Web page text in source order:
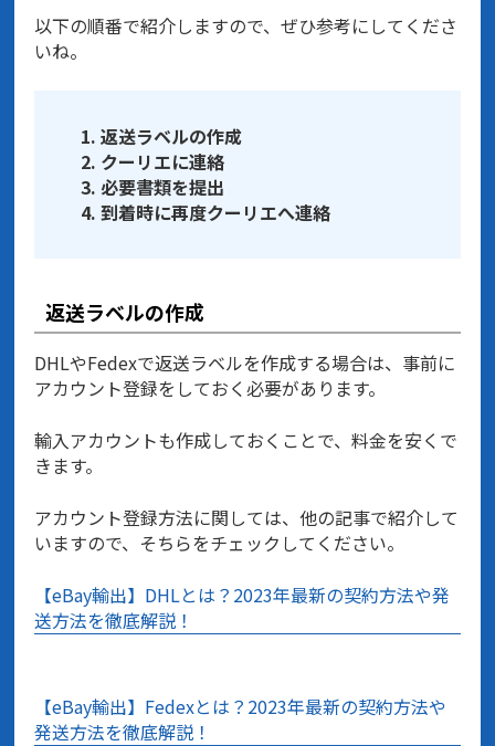
以下の順番で紹介しますので、ぜひ参考にしてくださ
いね。
返送ラベルの作成
クーリエに連絡
必要書類を提出
到着時に再度クーリエへ連絡
返送ラベルの作成
DHLやFedexで返送ラベルを作成する場合は、事前に
アカウント登録をしておく必要があります。
輸入アカウントも作成しておくことで、料金を安くで
きます。
アカウント登録方法に関しては、他の記事で紹介して
いますので、そちらをチェックしてください。
【eBay輸出】DHLとは？2023年最新の契約方法や発
送方法を徹底解説！
【eBay輸出】Fedexとは？2023年最新の契約方法や
発送方法を徹底解説！